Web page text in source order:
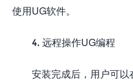
使用UG软件。
4. 远程操作UG编程
安装完成后，用户可以